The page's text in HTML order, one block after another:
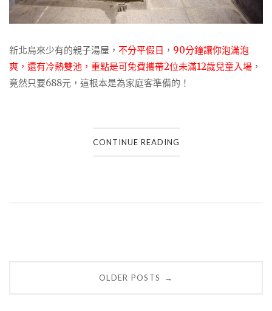
新北烏來少有的親子湯屋， 不分平假日 ， 90分鐘讓你泡滿泡
爽，還有冷熱雙池，重點是可免費攜帶2位未滿12歲兒童入場 ，
竟然只要688元，這根本是為家庭客準備的！
CONTINUE READING
OLDER POSTS →